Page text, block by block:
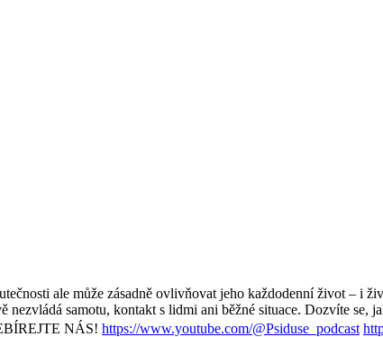
ale může zásadně ovlivňovat jeho každodenní život – i
samotu, kontakt s lidmi ani běžné situace. Dozvíte se,
NÁS! https://www.youtube.com/@Psiduse_podcast